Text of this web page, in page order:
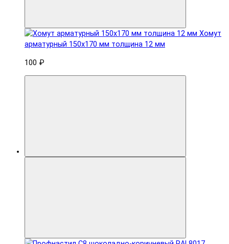
Хомут
арматурный 150x170 мм толщина 12 мм
100 ₽